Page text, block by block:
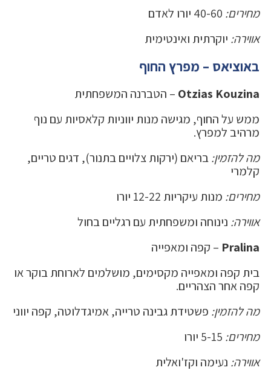
מחירים:
אווירה: יוקרתית ואינטימית
באוציאס – מפרץ החוף
Otzias Kouzina – הטברנה המשפחתית
ממש על החוף, מגישה מנות יווניות קלאסיות עם נוף
מרהיב למפרץ.
מה להזמין:בריאם (ירקות צלויים בתנור), דגים טריים,
קלמרי
מחירים: מנות עיקריות 12-22 יורו
אווירה: נינוחה ומשפחתית עם רגליים בחול
Pralina – קפה ומאפייה
בית קפה ומאפייה מקסימים, מושלמים לארוחת בוקר או
קפה אחר הצהריים.
מה להזמין: פשטידת גבינה טרייה, אמיגדלוטה, קפה יווני
מחירים:
אווירה: נעימה וקז'ואלית